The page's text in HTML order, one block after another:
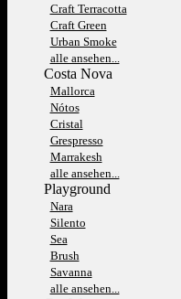
Craft Terracotta
Craft Green
Urban Smoke
alle ansehen...
Costa Nova
Mallorca
Nótos
Cristal
Grespresso
Marrakesh
alle ansehen...
Playground
Nara
Silento
Sea
Brush
Savanna
alle ansehen...